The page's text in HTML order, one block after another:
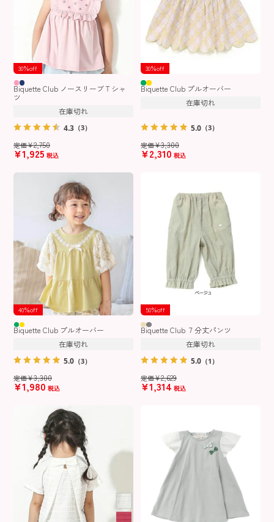
30％off
Biquette Club ノースリーブＴシャ
ツ
定価¥2,750
¥1,925 税込
4.3 （3）
在庫切れ
30％off
Biquette Club プルオーバー
定価¥3,300
¥2,310 税込
5.0 （3）
在庫切れ
40％off
Biquette Club プルオーバー
定価¥3,300
¥1,980 税込
5.0 （3）
在庫切れ
50％off
Biquette Club ７分丈パンツ
定価¥2,629
¥1,314 税込
5.0 （1）
在庫切れ